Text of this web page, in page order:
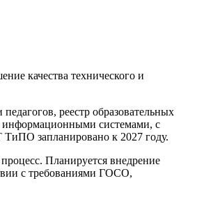
качества технического и
реестр образовательных
информационными системами, с
ТиПО запланировано к 2027 году.
Планируется внедрение
с требованиями ГОСО,